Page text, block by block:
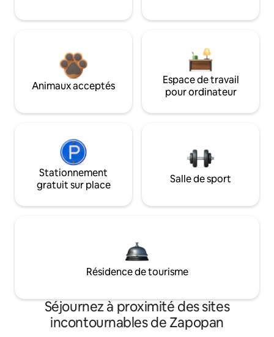
Animaux acceptés
Espace de travail
pour ordinateur
Stationnement
gratuit sur place
Salle de sport
Résidence de tourisme
Séjournez à proximité des sites
incontournables de Zapopan